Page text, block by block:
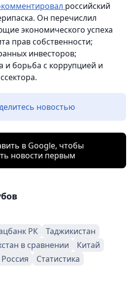
российский
Он перечислил
экономического успеха
прав собственности;
инвесторов;
и борьба с коррупцией и
новостью
в Google, чтобы
новости первым
РК
Таджикистан
в сравнении
Китай
Россия Статистика